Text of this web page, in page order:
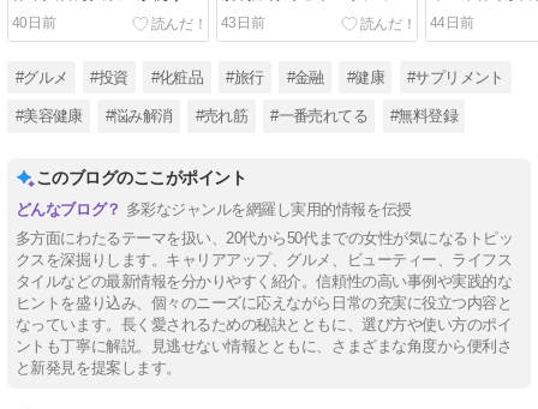
ラウザ完結型AIデザインツ
ール！最短3分でプロ級叩
環境で無料登録すると日本
ビジネスへ信頼感◎
40日前
重い悩み解消一番使われて
るスイカVPN只今無料登録
イトSNS実質価格で限定お
得クーポン発行中！
43日前
ビジネス口座
で年間最大15
設立法人や中
即日スピード
44日前
#グルメ #投資 #化粧品 #旅行 #金融 #健康 #サプリメント
#美容健康 #悩み解消 #売れ筋 #一番売れてる #無料登録
このブログのここがポイント
多彩なジャンルを網羅し実用的情報を伝授
多方面にわたるテーマを扱い、20代から50代までの女性が気になるトピッ
クスを深掘りします。キャリアアップ、グルメ、ビューティー、ライフス
タイルなどの最新情報を分かりやすく紹介。信頼性の高い事例や実践的な
ヒントを盛り込み、個々のニーズに応えながら日常の充実に役立つ内容と
なっています。長く愛されるための秘訣とともに、選び方や使い方のポイ
ントも丁寧に解説。見逃せない情報とともに、さまざまな角度から便利さ
と新発見を提案します。